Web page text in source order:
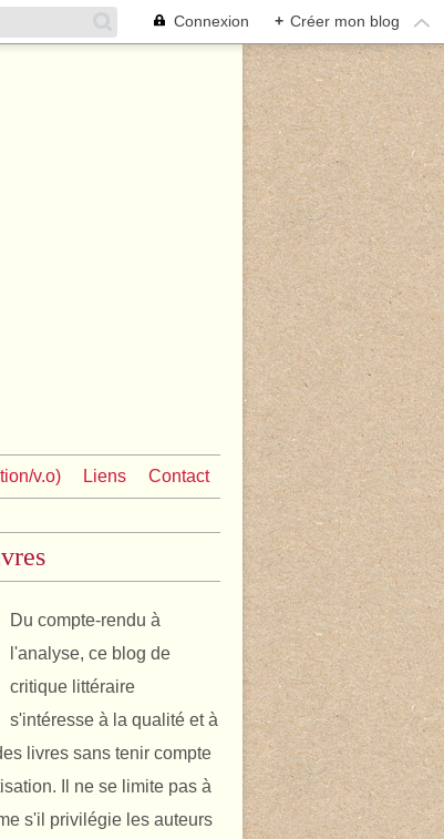
Connexion + Créer mon blog
v.o) Liens Contact
Du compte-rendu à
l'analyse, ce blog de
critique littéraire
s'intéresse à la qualité et à
livres sans tenir compte
Il ne se limite pas à
s'il privilégie les auteurs